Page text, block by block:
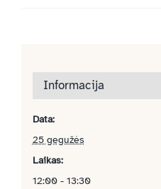
Informacija
Data:
25 gegužės
Laikas:
12:00 - 13:30